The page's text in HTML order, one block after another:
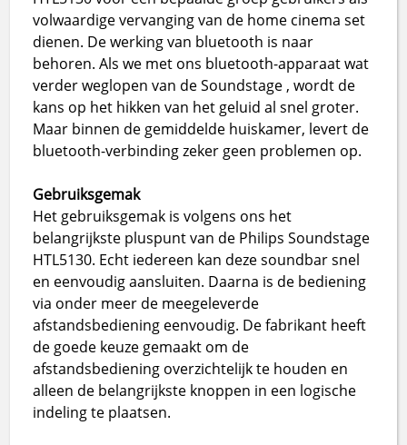
volwaardige vervanging van de home cinema set
dienen. De werking van bluetooth is naar
behoren. Als we met ons bluetooth-apparaat wat
verder weglopen van de Soundstage , wordt de
kans op het hikken van het geluid al snel groter.
Maar binnen de gemiddelde huiskamer, levert de
bluetooth-verbinding zeker geen problemen op.
Gebruiksgemak
Het gebruiksgemak is volgens ons het
belangrijkste pluspunt van de Philips Soundstage
HTL5130. Echt iedereen kan deze soundbar snel
en eenvoudig aansluiten. Daarna is de bediening
via onder meer de meegeleverde
afstandsbediening eenvoudig. De fabrikant heeft
de goede keuze gemaakt om de
afstandsbediening overzichtelijk te houden en
alleen de belangrijkste knoppen in een logische
indeling te plaatsen.